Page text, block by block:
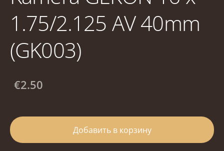
1.75/2.125 AV 40mm
(GK003)
€2.50
Добавить в корзину